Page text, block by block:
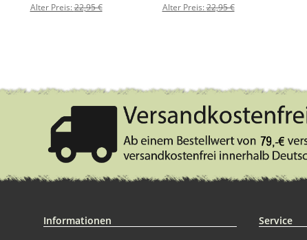
Alter Preis:22,95 € Alter Preis:22,95 €
Informationen Service